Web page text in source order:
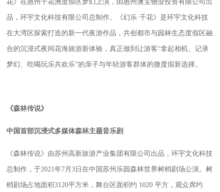
花》在惠州千花洲度假区梦幻上演，由惠州澳宝物业投资有限公司出
品，环宇文化科技有限公司总制作。《幻乐·千花》是环宇文化科技
在大湾区探索打造的新一代夜游作品，共创都市与园林生态度假区融
合的沉浸式夜间花海旅游新体验，真正做到让游客“拿起相机、记录
梦幻、吃喝玩乐共欢乐”的亲子与年轻游客群体的微度假新选择。
《森林传说》
中国首部沉浸式多媒体森林主题音乐剧
《森林传说》 由苏州高新旅游产业集团有限公司出品，环宇文化科技
总制作，于2021年7 月3 日在中国苏州乐园森林世界树梢剧场公演。树
梢剧场占地面积3120平方米，舞台区面积约 1020平方，观众席约